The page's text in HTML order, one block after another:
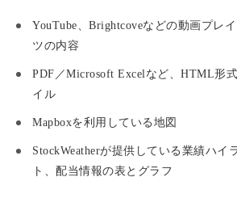
YouTube、Brightcoveなどの動画プレ
ツの内容
PDF／Microsoft Excelなど、HTML形
イル
Mapboxを利用している地図
StockWeatherが提供している業績ハイ
ト、配当情報の表とグラフ